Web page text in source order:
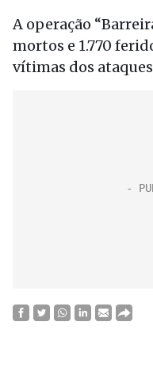
A operação
mortos e 1.770
vítimas dos